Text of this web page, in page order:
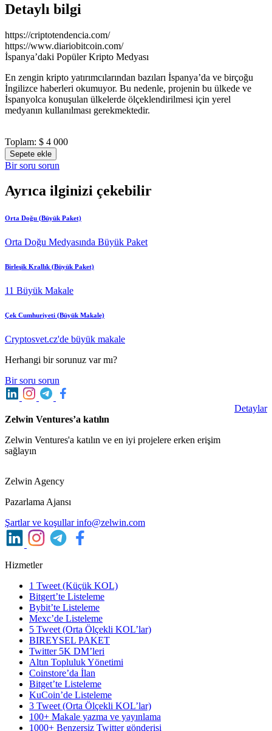
Detaylı bilgi
https://criptotendencia.com/
https://www.diariobitcoin.com/
İspanya’daki Popüler Kripto Medyası
En zengin kripto yatırımcılarından bazıları İspanya’da ve birçoğu
İngilizce haberleri okumuyor. Bu nedenle, projenin bu ülkede ve
İspanyolca konuşulan ülkelerde ölçeklendirilmesi için yerel
medyanın kullanılması gerekmektedir.
Toplam: $ 4 000
Sepete ekle
Bir soru sorun
Ayrıca ilginizi çekebilir
Orta Doğu (Büyük Paket)
Orta Doğu Medyasında Büyük Paket
Birleşik Krallık (Büyük Paket)
11 Büyük Makale
Çek Cumhuriyeti (Büyük Makale)
Cryptosvet.cz'de büyük makale
Herhangi bir sorunuz var mı?
Bir soru sorun
Zelwin Ventures’a katılın
Zelwin Ventures'a katılın ve en iyi projelere erken erişim
sağlayın
Detaylar
Zelwin Agency
Pazarlama Ajansı
Şartlar ve koşullarinfo@zelwin.com
Hizmetler
1 Tweet (Küçük KOL)
Bitgert’te Listeleme
Bybit’te Listeleme
Mexc’de Listeleme
5 Tweet (Orta Ölçekli KOL’lar)
BIREYSEL PAKET
Twitter 5K DM’leri
Altın Topluluk Yönetimi
Coinstore’da İlan
Bitget’te Listeleme
KuCoin’de Listeleme
3 Tweet (Orta Ölçekli KOL’lar)
100+ Makale yazma ve yayınlama
1000+ Benzersiz Twitter gönderisi